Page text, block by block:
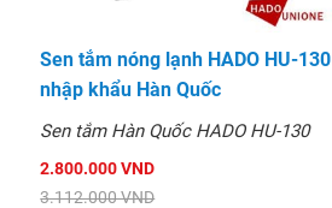
Sen tắm nóng lạnh HADO HU-130
nhập khẩu Hàn Quốc
Sen tắm Hàn Quốc HADO HU-130
2.800.000 VND
3.112.000 VND